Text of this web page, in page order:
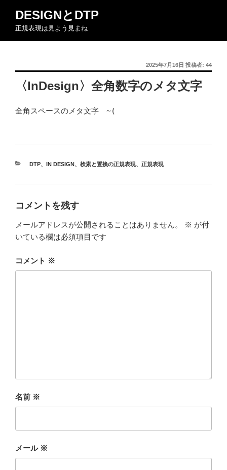
ン
DESIGNとDTP
正規表現は見よう見まね
投
稿
日:
2025年7月16日 投稿者: 44
〈InDesign〉全角数字のメタ文字
全角スペースのメタ文字 ~(
カ
DTP、 IN DESIGN、 検索と置換の正規表現、 正規表現
コメントを残す
メールアドレスが公開されることはありません。 ※ が付
いている欄は必須項目です
コメント ※
名前 ※
メール ※